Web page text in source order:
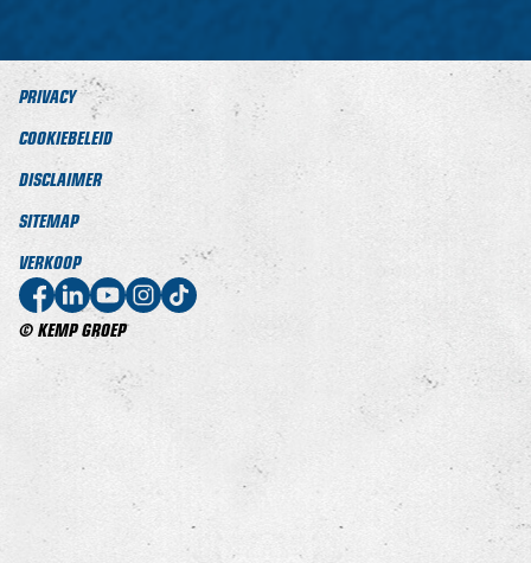
© KEMP GROEP
PRIVACY
COOKIEBELEID
DISCLAIMER
SITEMAP
VERKOOP